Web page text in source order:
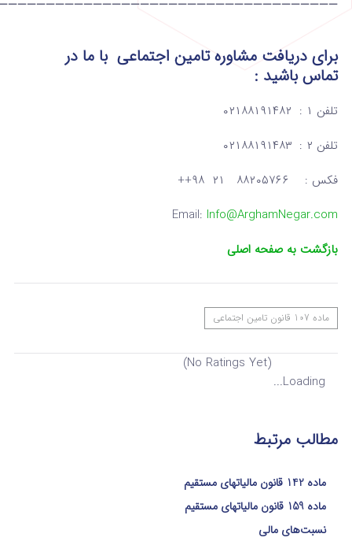
برای دریافت مشاوره تامین اجتماعیبا ما در
تماسباشید :
تلفن ۱ : ۰۲۱۸۸۱۹۱۴۸۲
تلفن ۲ : ۰۲۱۸۸۱۹۱۴۸۳
فکس : ۸۸۲۰۵۷۶۶ ۲۱ ۹۸++
Email: Info@ArghamNegar.com
بازگشت به صفحه اصلی
ماده 107 قانون تامین اجتماعی
(No Ratings Yet)
Loading...
مطالب مرتبط
ماده 142 قانون مالیاتهای مستقیم
ماده 159 قانون مالیاتهای مستقیم
نسبت‌های مالی